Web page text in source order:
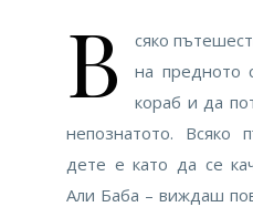
В
сяко
на предното
кораб и да
непознатото. Всяко
дете е като да се
Али Баба – виждаш